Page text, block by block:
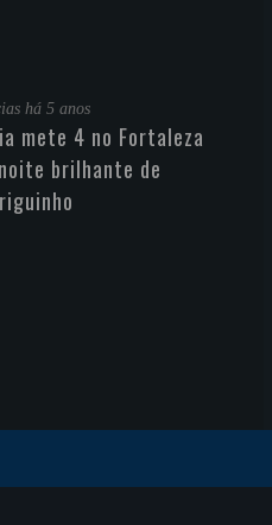
há 5 anos
mete 4 no Fortaleza
brilhante de